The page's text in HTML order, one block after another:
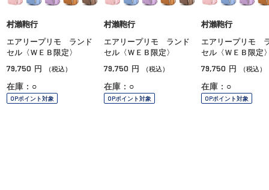
村瀨鞄行
エアリープリモ ランド
セル〈ＷＥＢ限定〉
79,750 円 （税込）
在庫：○
OPポイント対象
村瀨鞄行
エアリープリモ ランド
セル〈ＷＥＢ限定〉
79,750 円 （税込）
在庫：○
OPポイント対象
村瀨鞄行
エアリープリモ
セル〈ＷＥＢ限定
79,750 円 （税込）
在庫：○
OPポイント対象